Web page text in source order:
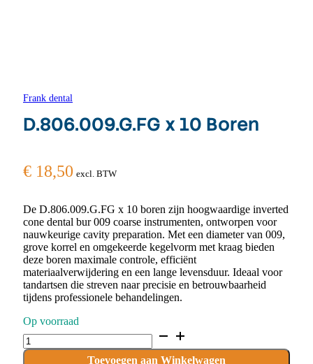
Frank dental
D.806.009.G.FG x 10 Boren
€ 18,50 excl. BTW
De D.806.009.G.FG x 10 boren zijn hoogwaardige inverted
cone dental bur 009 coarse instrumenten, ontworpen voor
nauwkeurige cavity preparation. Met een diameter van 009,
grove korrel en omgekeerde kegelvorm met kraag bieden
deze boren maximale controle, efficiënt
materiaalverwijdering en een lange levensduur. Ideaal voor
tandartsen die streven naar precisie en betrouwbaarheid
tijdens professionele behandelingen.
Op voorraad
D.806.009.G.FG
x
Toevoegen aan Winkelwagen